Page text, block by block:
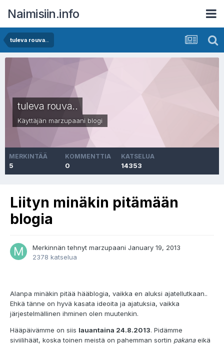
Naimisiin.info
tuleva rouva..
tuleva rouva..
Käyttäjän marzupaani blogi
MERKINTÄÄ
5
KOMMENTTIA
0
KATSELUA
14353
Liityn minäkin pitämään
blogia
Merkinnän tehnyt marzupaani January 19, 2013
2378 katselua
Alanpa minäkin pitää hääblogia, vaikka en aluksi ajatellutkaan..
Ehkä tänne on hyvä kasata ideoita ja ajatuksia, vaikka
järjestelmällinen ihminen olen muutenkin.
Hääpäivämme on siis lauantaina 24.8.2013. Pidämme
siviilihäät, koska toinen meistä on pahemman sortin pakanaeikä